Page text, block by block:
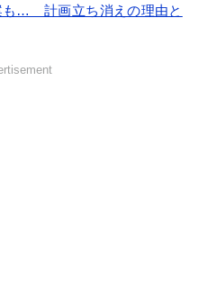
も… 計画立ち消えの理由と